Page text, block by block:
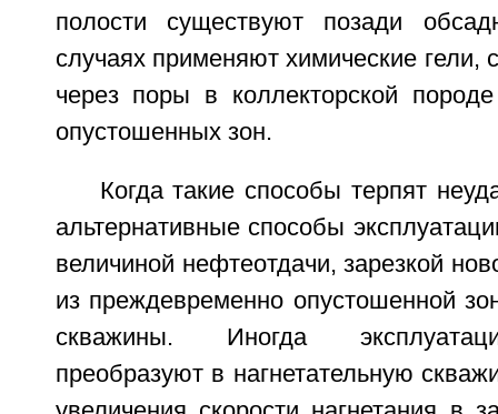
полости существуют позади
случаях применяют химические гели,
через поры в коллекторской
опустошенных зон.
Когда такие способы терпят
альтернативные способы
величиной нефтеотдачи, зарезкой
из преждевременно опустошенной
скважины. Иногда
преобразуют в нагнетательную